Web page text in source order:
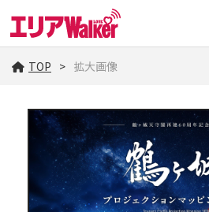
TOP 拡大画像